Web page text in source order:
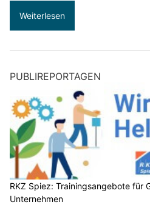
Weiterlesen
PUBLIREPORTAGEN
RKZ Spiez: Trainingsangebote für
Unternehmen